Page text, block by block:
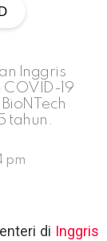
Inggris
19
tahun.
pm
di Inggris